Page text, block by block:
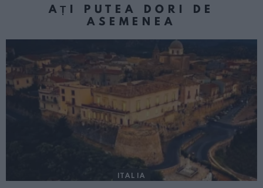
AȚI PUTEA DORI DE
ASEMENEA
ITALIA